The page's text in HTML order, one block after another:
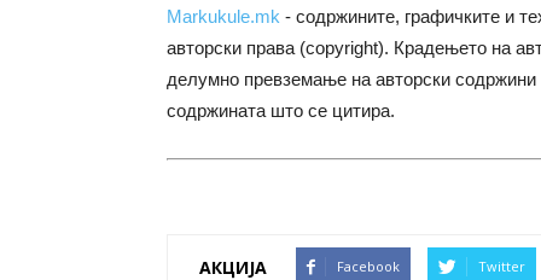
Markukule.mk - содржините, графичките и
авторски права (copyright). Крадењето на
делумно превземање на авторски
содржината што се цитира.
АКЦИЈА Facebook Twitter